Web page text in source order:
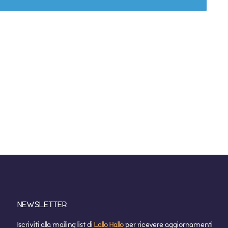
NEWSLETTER
Iscriviti alla mailing list di Lallo Halloper ricevere aggiornamenti